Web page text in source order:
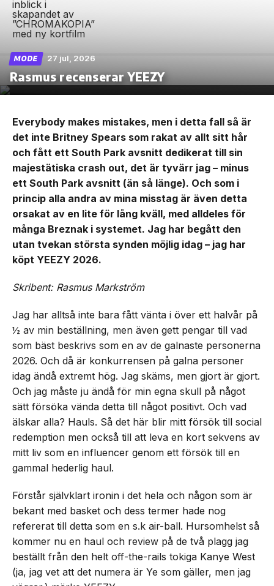
MODE 27 jul, 2026
Rasmus recenserar YEEZY
Everybody makes mistakes, men i detta fall så är
det inte Britney Spears som rakat av allt sitt hår
och fått ett South Park avsnitt dedikerat till sin
majestätiska crash out, det är tyvärr jag – minus
ett South Park avsnitt (än så länge). Och som i
princip alla andra av mina misstag är även detta
orsakat av en lite för lång kväll, med alldeles för
många Breznak i systemet. Jag har begått den
utan tvekan största synden möjlig idag – jag har
köpt YEEZY 2026.
Skribent: Rasmus Markström
Jag har alltså inte bara fått vänta i över ett halvår på
½ av min beställning, men även gett pengar till vad
som bäst beskrivs som en av de galnaste personerna
2026. Och då är konkurrensen på galna personer
idag ändå extremt hög. Jag skäms, men gjort är gjort.
Och jag måste ju ändå för min egna skull på något
sätt försöka vända detta till något positivt. Och vad
älskar alla? Hauls. Så det här blir mitt försök till social
redemption men också till att leva en kort sekvens av
mitt liv som en influencer genom ett försök till en
gammal hederlig haul.
Förstår självklart ironin i det hela och någon som är
bekant med basket och dess termer hade nog
refererat till detta som en s.k air-ball. Hursomhelst så
kommer nu en haul och review på de två plagg jag
beställt från den helt off-the-rails tokiga Kanye West
(ja, jag vet att det numera är Ye som gäller, men jag